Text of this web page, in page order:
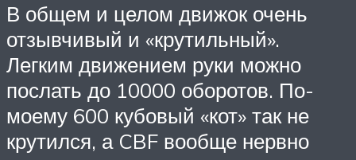
В общем и целом движок очень
отзывчивый и «крутильный».
Легким движением руки можно
послать до 10000 оборотов. По-
моему 600 кубовый «кот» так не
крутился, а CBF вообще нервно